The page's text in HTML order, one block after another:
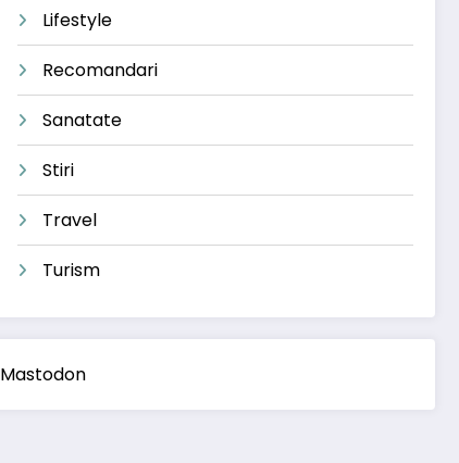
Lifestyle
Recomandari
Sanatate
Stiri
Travel
Turism
Mastodon